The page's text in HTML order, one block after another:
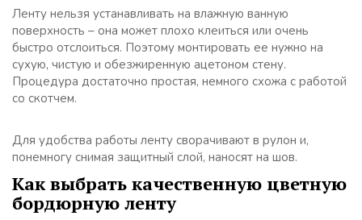
Ленту нельзя устанавливать на влажную ванную
поверхность – она может плохо клеиться или очень
быстро отслоиться. Поэтому монтировать ее нужно на
сухую, чистую и обезжиренную ацетоном стену.
Процедура достаточно простая, немного схожа с работой
со скотчем.
Для удобства работы ленту сворачивают в рулон и,
понемногу снимая защитный слой, наносят на шов.
Как выбрать качественную цветную
бордюрную ленту